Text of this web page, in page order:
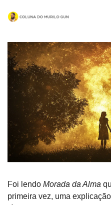
Foi lendo Morada da Alma
primeira vez, uma